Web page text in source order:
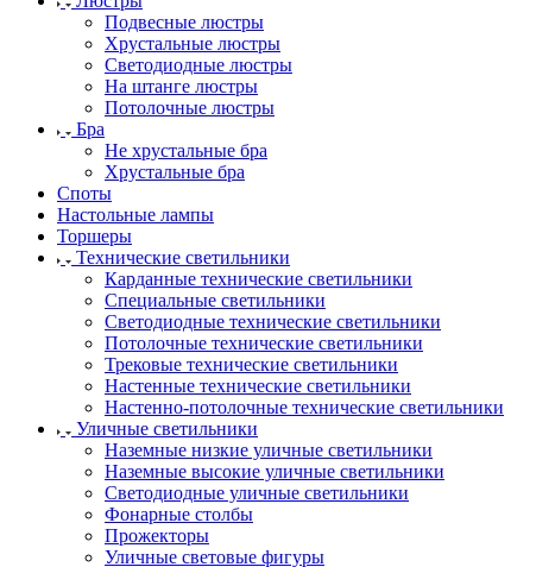
Подвесные люстры
Хрустальные люстры
Светодиодные люстры
На штанге люстры
Потолочные люстры
Бра
Не хрустальные бра
Хрустальные бра
Споты
Настольные лампы
Торшеры
Технические светильники
Карданные технические светильники
Специальные светильники
Светодиодные технические светильники
Потолочные технические светильники
Трековые технические светильники
Настенные технические светильники
Настенно-потолочные технические светильники
Уличные светильники
Наземные низкие уличные светильники
Наземные высокие уличные светильники
Светодиодные уличные светильники
Фонарные столбы
Прожекторы
Уличные световые фигуры